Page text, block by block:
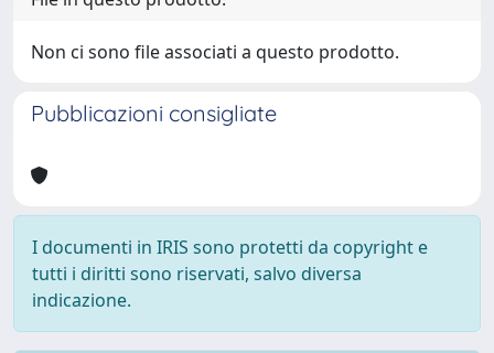
Non ci sono file associati a questo prodotto.
Pubblicazioni consigliate
I documenti in IRIS sono protetti da copyright e
tutti i diritti sono riservati, salvo diversa
indicazione.